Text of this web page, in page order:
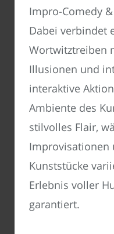
Impro-Comedy
Dabei verbindet
Wortwitztreiben
Illusionen und
interaktive
Ambiente des
stilvolles Flair,
Improvisationen
Kunststücke
Erlebnis voller
garantiert.